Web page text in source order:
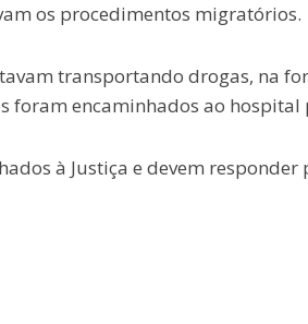
os procedimentos migratórios.
transportando drogas, na
foram encaminhados ao
à Justiça e devem